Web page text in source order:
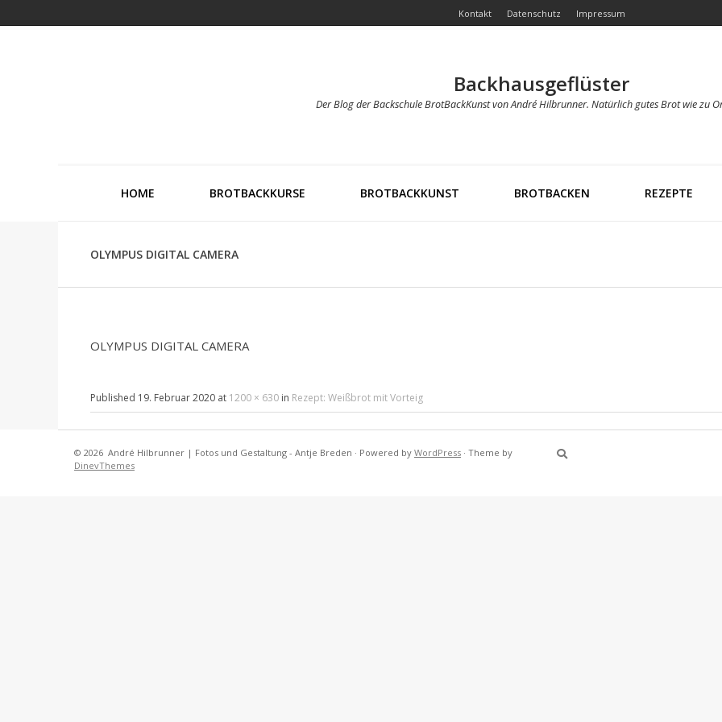
Kontakt Datenschutz Impressum
Backhausgeflüster
Der Blog der Backschule BrotBackKunst von André Hilbrunner. Natürlich gutes Brot wie zu
HOME BROTBACKKURSE BROTBACKKUNST BROTBACKEN REZEPTE
OLYMPUS DIGITAL CAMERA
OLYMPUS DIGITAL CAMERA
Published 19. Februar 2020 at 1200 × 630 in Rezept: Weißbrot mit Vorteig
© 2026 André Hilbrunner | Fotos und Gestaltung - Antje Breden · Powered by WordPress · Theme by
DinevThemes